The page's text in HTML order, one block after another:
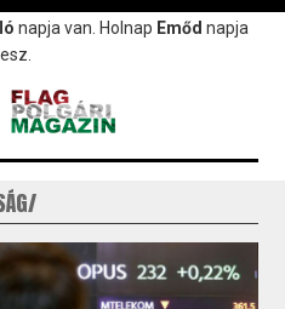
napja van. Holnap Emőd napja
lesz.